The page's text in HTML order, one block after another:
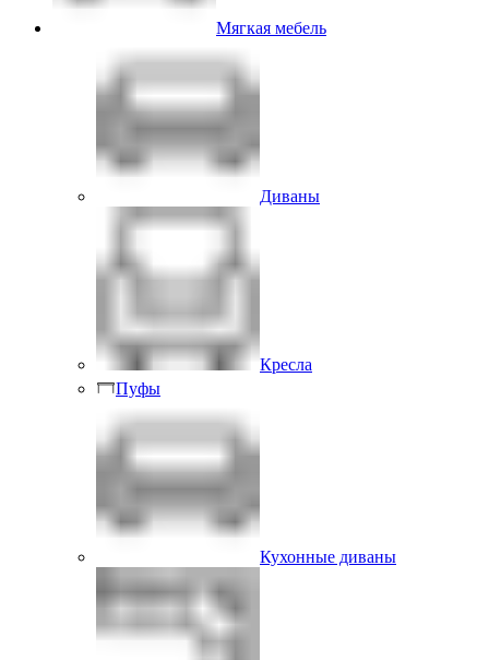
Мягкая мебель
Диваны
Кресла
Пуфы
Кухонные диваны